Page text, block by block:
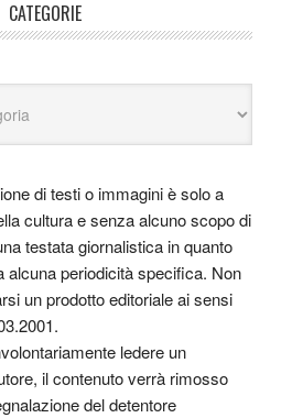
CATEGORIE
di testi o immagini è solo a
cultura e senza alcuno scopo di
testata giornalistica in quanto
alcuna periodicità specifica. Non
un prodotto editoriale ai sensi
ledere un
il contenuto verrà rimosso
del detentore